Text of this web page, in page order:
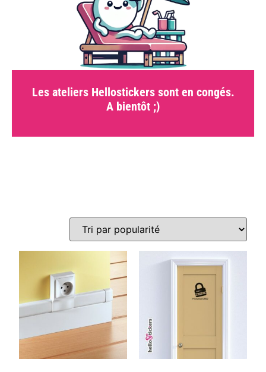
Les ateliers Hellostickers sont en congés.
A bientôt ;)